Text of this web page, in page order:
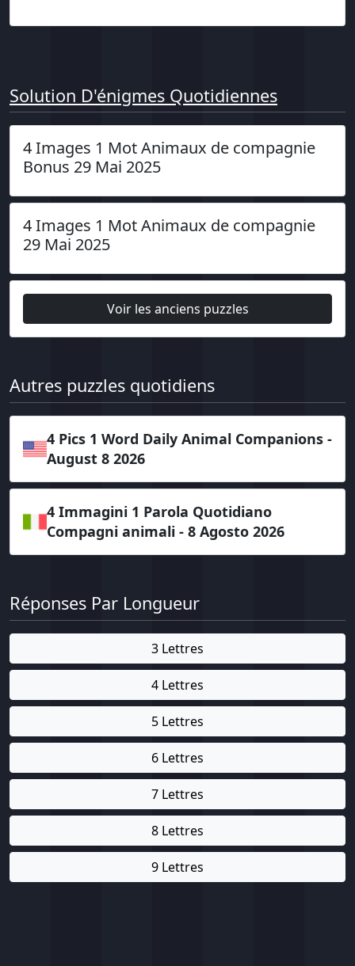
Solution D'énigmes Quotidiennes
4 Images 1 Mot Animaux de compagnie
Bonus 29 Mai 2025
4 Images 1 Mot Animaux de compagnie
29 Mai 2025
Voir les anciens puzzles
Autres puzzles quotidiens
4 Pics 1 Word Daily Animal Companions -
August 8 2026
4 Immagini 1 Parola Quotidiano
Compagni animali - 8 Agosto 2026
Réponses Par Longueur
3 Lettres
4 Lettres
5 Lettres
6 Lettres
7 Lettres
8 Lettres
9 Lettres